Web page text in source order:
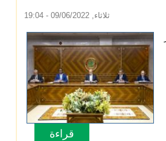
ثلاثاء, 09/06/2022 - 19:04
قراءة